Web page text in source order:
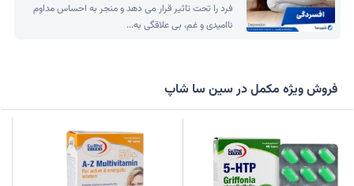
فرد را تحت تاثیر قرار می دهد و منجر به احساس مداوم
ناامیدی و غم، بی علاقگی به...
فروش ویژه مکمل در سین سا شاپ